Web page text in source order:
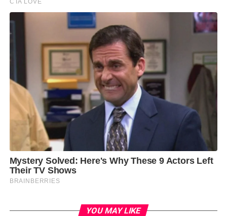
YOU MAY LIKE